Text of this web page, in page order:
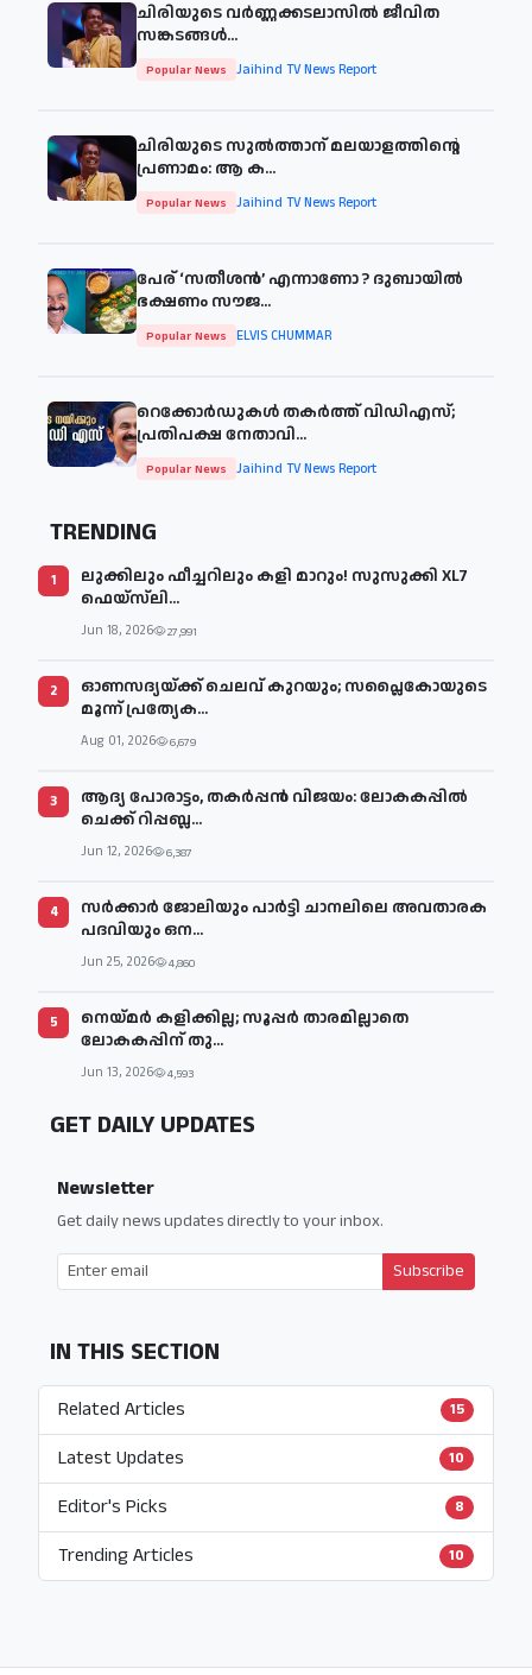
ചിരിയുടെ വര്‍ണ്ണക്കടലാസില്‍ ജീവിത
സങ്കടങ്ങള്‍...
Popular News Jaihind TV News Report
ചിരിയുടെ സുൽത്താന് മലയാളത്തിന്റെ
പ്രണാമം: ആ ക...
Popular News Jaihind TV News Report
പേര് ‘സതീശന്‍’ എന്നാണോ ? ദുബായില്‍
ഭക്ഷണം സൗജ...
Popular News ELVIS CHUMMAR
റെക്കോർഡുകൾ തകർത്ത് വിഡിഎസ്;
പ്രതിപക്ഷ നേതാവി...
Popular News Jaihind TV News Report
TRENDING
1
ലുക്കിലും ഫീച്ചറിലും കളി മാറും! സുസുക്കി XL7
ഫെയ്‌സ്‌ലി...
Jun 18, 2026 27,991
2
ഓണസദ്യയ്ക്ക് ചെലവ് കുറയും; സപ്ലൈകോയുടെ
മൂന്ന് പ്രത്യേക...
Aug 01, 2026 6,679
3
ആദ്യ പോരാട്ടം, തകർപ്പൻ വിജയം: ലോകകപ്പിൽ
ചെക്ക് റിപ്പബ്ല...
Jun 12, 2026 6,387
4
സര്‍ക്കാര്‍ ജോലിയും പാര്‍ട്ടി ചാനലിലെ അവതാരക
പദവിയും ഒന...
Jun 25, 2026 4,860
5
നെയ്മര്‍ കളിക്കില്ല; സൂപ്പര്‍ താരമില്ലാതെ
ലോകകപ്പിന് തു...
Jun 13, 2026 4,593
GET DAILY UPDATES
Newsletter
Get daily news updates directly to your inbox.
Subscribe
IN THIS SECTION
Related Articles 15
Latest Updates 10
Editor's Picks 8
Trending Articles 10